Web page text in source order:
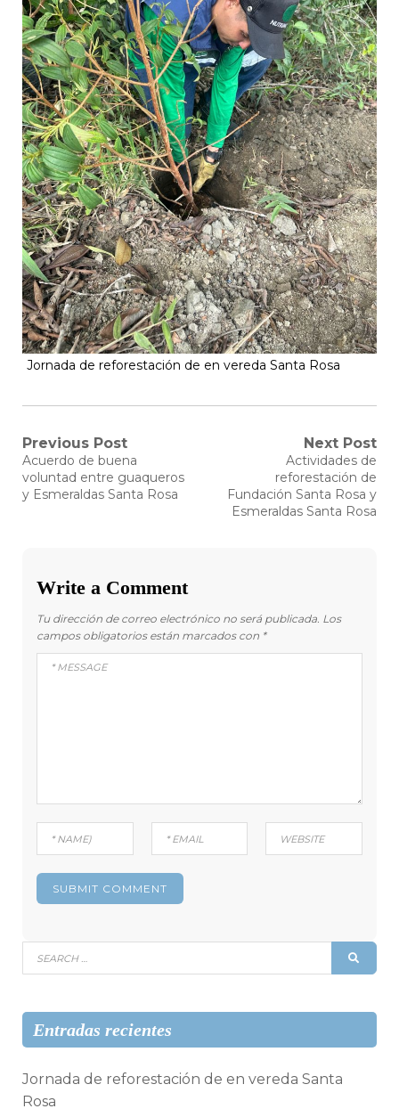
Jornada de reforestación de en vereda Santa Rosa
Navegación
de
Previous Post
Previous
post:
Acuerdo de buena
voluntad entre guaqueros
y Esmeraldas Santa Rosa
Next Post
Next
post:
Actividades de
reforestación de
Fundación Santa Rosa y
Esmeraldas Santa Rosa
Write a Comment
Tu dirección de correo electrónico no será publicada. Los
campos obligatorios están marcados con *
Search
for:
Entradas recientes
Jornada de reforestación de en vereda Santa
Rosa